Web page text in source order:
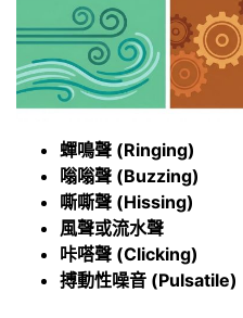
蟬鳴聲 (Ringing)
嗡嗡聲 (Buzzing)
嘶嘶聲 (Hissing)
風聲或流水聲
咔嗒聲 (Clicking)
搏動性噪音 (Pulsatile)